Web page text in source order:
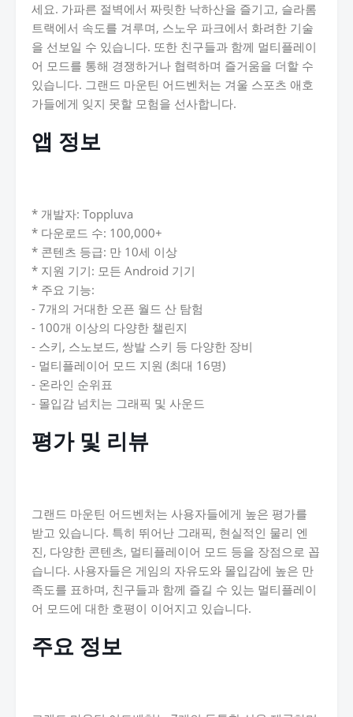
세요. 가파른 절벽에서 짜릿한 낙하산을 즐기고, 슬라롬
트랙에서 속도를 겨루며, 스노우 파크에서 화려한 기술
을 선보일 수 있습니다. 또한 친구들과 함께 멀티플레이
어 모드를 통해 경쟁하거나 협력하며 즐거움을 더할 수
있습니다. 그랜드 마운틴 어드벤처는 겨울 스포츠 애호
가들에게 잊지 못할 모험을 선사합니다.
앱 정보
* 개발자: Toppluva
* 다운로드 수: 100,000+
* 콘텐츠 등급: 만 10세 이상
* 지원 기기: 모든 Android 기기
* 주요 기능:
- 7개의 거대한 오픈 월드 산 탐험
- 100개 이상의 다양한 챌린지
- 스키, 스노보드, 쌍발 스키 등 다양한 장비
- 멀티플레이어 모드 지원 (최대 16명)
- 온라인 순위표
- 몰입감 넘치는 그래픽 및 사운드
평가 및 리뷰
그랜드 마운틴 어드벤처는 사용자들에게 높은 평가를
받고 있습니다. 특히 뛰어난 그래픽, 현실적인 물리 엔
진, 다양한 콘텐츠, 멀티플레이어 모드 등을 장점으로 꼽
습니다. 사용자들은 게임의 자유도와 몰입감에 높은 만
족도를 표하며, 친구들과 함께 즐길 수 있는 멀티플레이
어 모드에 대한 호평이 이어지고 있습니다.
주요 정보